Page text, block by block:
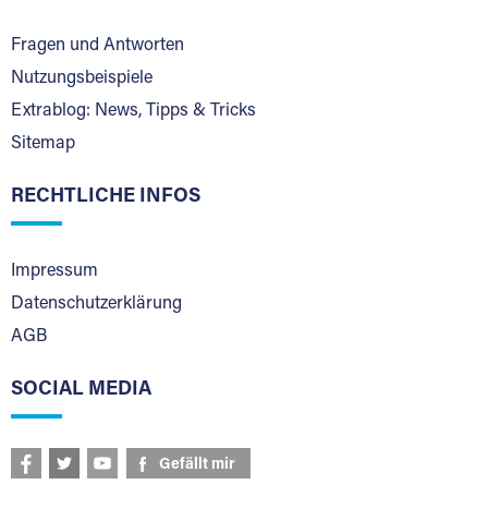
Fragen und Antworten
Nutzungsbeispiele
Extrablog: News, Tipps & Tricks
Sitemap
RECHTLICHE INFOS
Impressum
Datenschutzerklärung
AGB
SOCIAL MEDIA
Gefällt mir